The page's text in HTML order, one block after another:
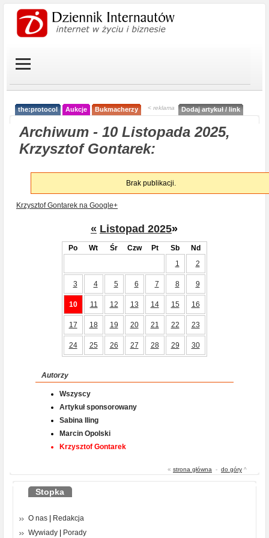
the:protocol Aukcje Bukmacherzy < reklama Dodaj artykuł / link
Archiwum - 10 Listopada 2025,
Krzysztof Gontarek:
Brak publikacji.
Krzysztof Gontarek na Google+
« Listopad 2025»
Po Wt Śr Czw Pt Sb
Nd
1
2
3 4 5 6 7 8 9
10 11 12 13 14 15 16
17 18 19 20 21 22 23
24 25 26 27 28 29 30
Autorzy
Wszyscy
Artykuł sponsorowany
Sabina Iling
Marcin Opolski
Krzysztof Gontarek
« strona główna - do góry ^
Stopka
O nas
Redakcja
Wywiady
Porady